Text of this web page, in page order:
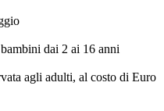
dai 2 ai 16 anni
agli adulti, al costo di Euro